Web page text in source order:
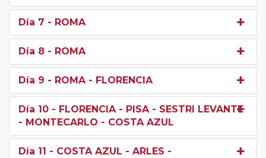
Día 7 - ROMA
Día 8 - ROMA
Día 9 - ROMA - FLORENCIA
Día 10 - FLORENCIA - PISA - SESTRI LEVANTE
- MONTECARLO - COSTA AZUL
Día 11 - COSTA AZUL - ARLES -